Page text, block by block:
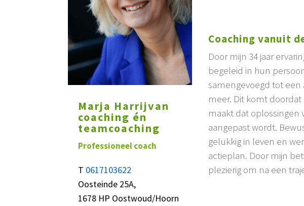
Marja Harrijvan
coaching én
teamcoaching
Professioneel coach
T 0617103622
Oosteinde 25A,
1678 HP Oostwoud/Hoorn
Coaching vanuit
Door mijn 34 jaar
begeleid in hun
samengevoegd tot
meer. Dit komt
maakt dat oplossingen
aangepast wordt.
gelukkig in leven en
actieplan. Door mijn
plezierig om na een